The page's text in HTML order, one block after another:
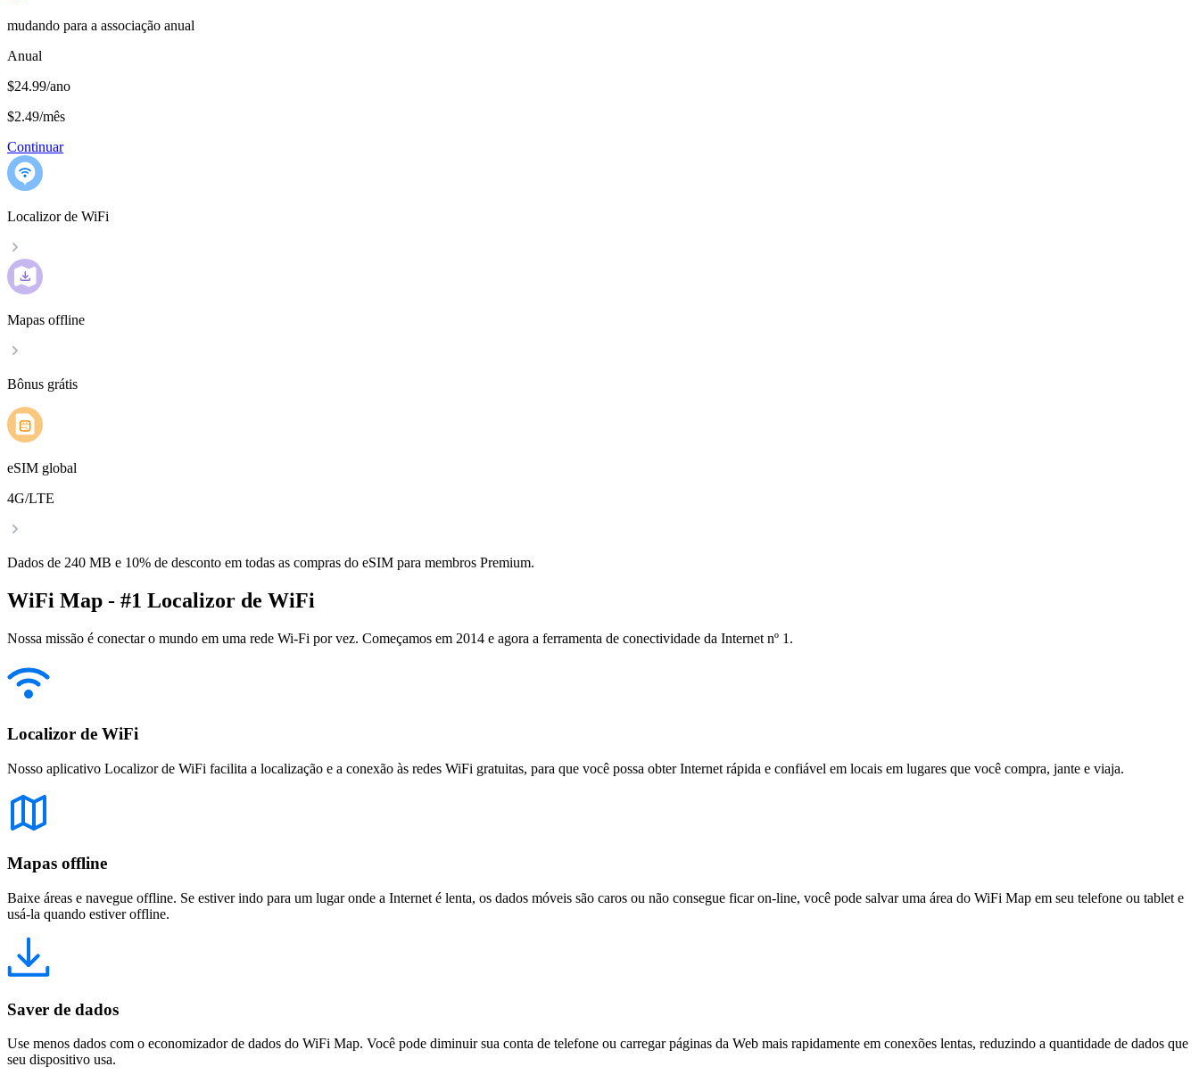
mudando para a associação anual
Anual
$24.99/ano
$2.49/mês
Continuar
Localizor de WiFi
Mapas offline
Bônus grátis
eSIM global
4G/LTE
Dados de 240 MB e 10% de desconto em todas as compras do eSIM para membros Premium.
WiFi Map - #1 Localizor de WiFi
Nossa missão é conectar o mundo em uma rede Wi-Fi por vez. Começamos em 2014 e agora a ferramenta de conectividade da Internet nº 1.
Localizor de WiFi
Nosso aplicativo Localizor de WiFi facilita a localização e a conexão às redes WiFi gratuitas, para que você possa obter Internet rápida e confiável em locais em lugares que você compra, jante e viaja.
Mapas offline
Baixe áreas e navegue offline. Se estiver indo para um lugar onde a Internet é lenta, os dados móveis são caros ou não consegue ficar on-line, você pode salvar uma área do WiFi Map em seu telefone ou tablet e
usá-la quando estiver offline.
Saver de dados
Use menos dados com o economizador de dados do WiFi Map. Você pode diminuir sua conta de telefone ou carregar páginas da Web mais rapidamente em conexões lentas, reduzindo a quantidade de dados que
seu dispositivo usa.